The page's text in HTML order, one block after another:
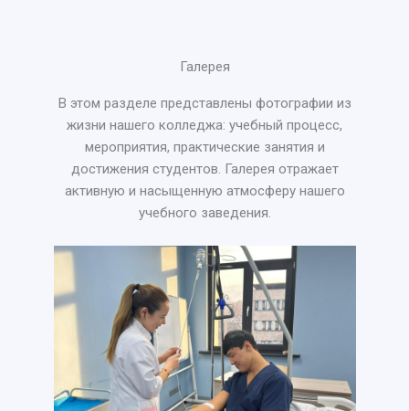
Галерея
В этом разделе представлены фотографии из
жизни нашего колледжа: учебный процесс,
мероприятия, практические занятия и
достижения студентов. Галерея отражает
активную и насыщенную атмосферу нашего
учебного заведения.